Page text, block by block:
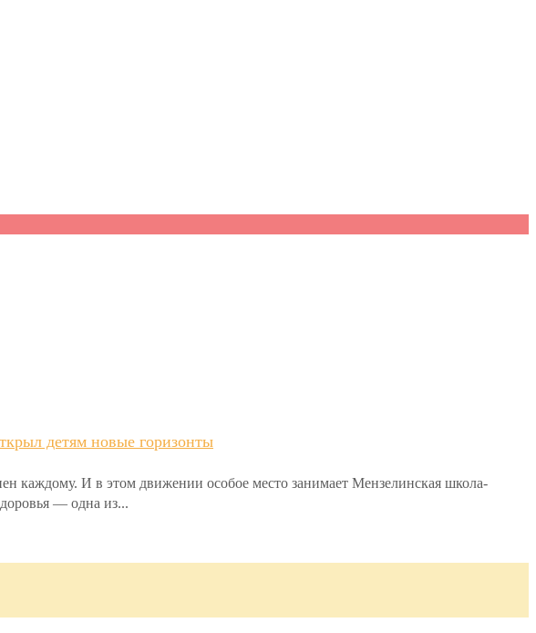
детям новые горизонты
каждому. И в этом движении особое место занимает Мензелинская школа-
— одна из...